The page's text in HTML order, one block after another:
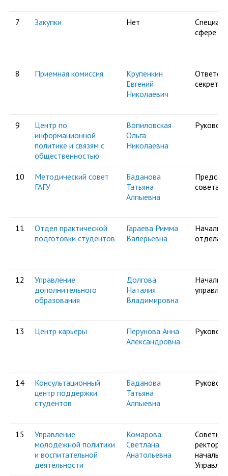
7 Закупки Нет
сфере
8 Приемная комиссия
Крупенкин
Евгений
Николаевич
9
Центр по
информационной
политике и связям с
общественностью
Вопиловская
Ольга
Николаевна
10
Методический совет
ГАГУ
Баданова
Татьяна
Алпыевна
совета
11
Отдел практической
подготовки студентов
Гараева Римма
Валерьевна
отдела
12
Управление
дополнительного
образования
Долгова
Наталия
Владимировна
13 Центр карьеры
Перунова Анна
Александровна
14
Консультационный
центр поддержки
студентов
Баданова
Татьяна
Алпыевна
15
Управление
молодежной политики
и воспитательной
деятельности
Комарова
Светлана
Анатольевна
Советник
ректора -